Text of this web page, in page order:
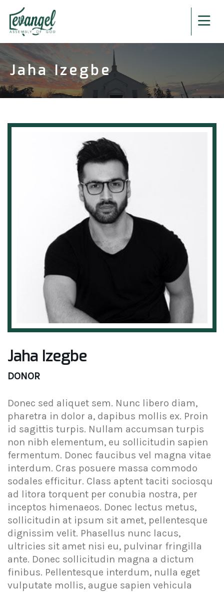
Jaha Izegbe
Jaha Izegbe
DONOR
Donec sed aliquet sem. Nunc libero diam,
pharetra in dolor a, dapibus mollis ex. Proin
id sagittis turpis. Nullam accumsan turpis
non nibh elementum, eu sollicitudin sapien
fermentum. Donec faucibus vel magna vitae
interdum. Cras posuere massa commodo
sodales efficitur. Class aptent taciti sociosqu
ad litora torquent per conubia nostra, per
inceptos himenaeos. Donec lectus metus,
sollicitudin at ipsum sit amet, pellentesque
dignissim velit. Phasellus nunc lacus,
ultricies sit amet nisi eu, pulvinar fringilla
ante. Donec sollicitudin magna a dictum
finibus. Pellentesque interdum, nulla eget
vulputate mollis, augue sapien vehicula